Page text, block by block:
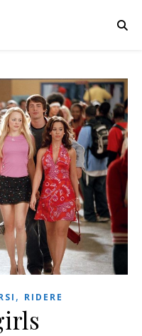
, RIDERE